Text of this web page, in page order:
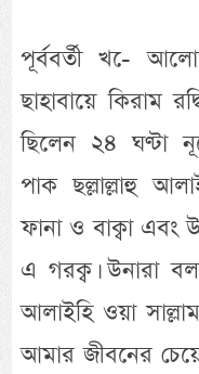
পূর্ববর্তী খ-ে
ছাহাবায়ে কিরাম
ছিলেন ২৪ ঘণ্টা
পাক ছল্লাল্লাহু
ফানা ও বাক্বা
এ গরক্ব। উনারা
আলাইহি ওয়া
আমার জীবনের